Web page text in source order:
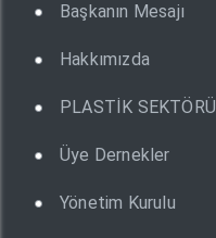
Başkanın Mesajı
Hakkımızda
PLASTİK SEKTÖRÜ
Üye Dernekler
Yönetim Kurulu